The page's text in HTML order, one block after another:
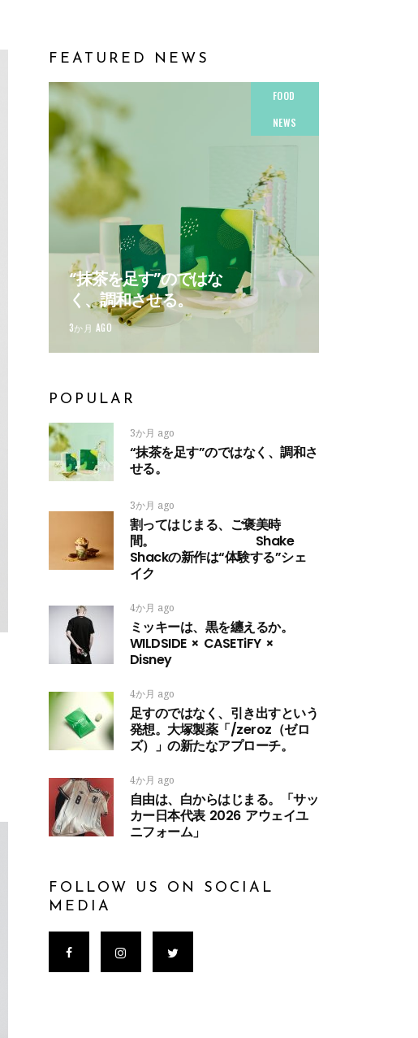
FEATURED NEWS
FOOD
NEWS
“抹茶を足す”のではな
く、調和させる。
3か月 AGO
POPULAR
3か月 ago
“抹茶を足す”のではなく、調和さ
せる。
3か月 ago
割ってはじまる、ご褒美時
間。 Shake
Shackの新作は“体験する”シェ
イク
4か月 ago
ミッキーは、黒を纏えるか。
WILDSIDE × CASETiFY ×
Disney
4か月 ago
足すのではなく、引き出すという
発想。大塚製薬「/zeroz（ゼロ
ズ）」の新たなアプローチ。
4か月 ago
自由は、白からはじまる。「サッ
カー日本代表 2026 アウェイユ
ニフォーム」
FOLLOW US ON SOCIAL
MEDIA